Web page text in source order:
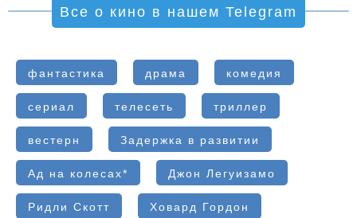
Все о кино в нашем Telegram
фантастика драма комедия
сериал телесеть триллер
вестерн Задержка в развитии
Ад на колесах* Джон Легуизамо
Ридли Скотт Ховард Гордон